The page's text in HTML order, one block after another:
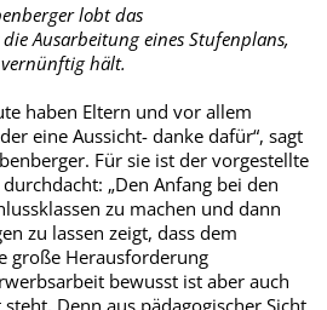
lobt das
Ausarbeitung eines Stufenplans,
hält.
haben Eltern und vor allem
eine Aussicht- danke dafür“, sagt
Für sie ist der vorgestellte
„Den Anfang bei den
zu machen und dann
zu lassen zeigt, dass dem
große Herausforderung
bewusst ist aber auch
Denn aus pädagogischer Sicht